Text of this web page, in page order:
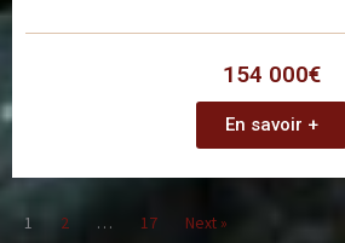
154 000€
En savoir +
1 2 … 17 Next »